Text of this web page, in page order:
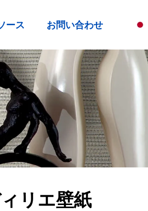
ース お問い合わせ
リエ壁紙